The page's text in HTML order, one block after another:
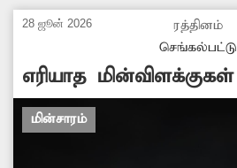
28 ஜூன் 2026
ரத்தினம்
செங்கல்பட்டு
எரியாத மின்விளக்குகள்
மின்சாரம்